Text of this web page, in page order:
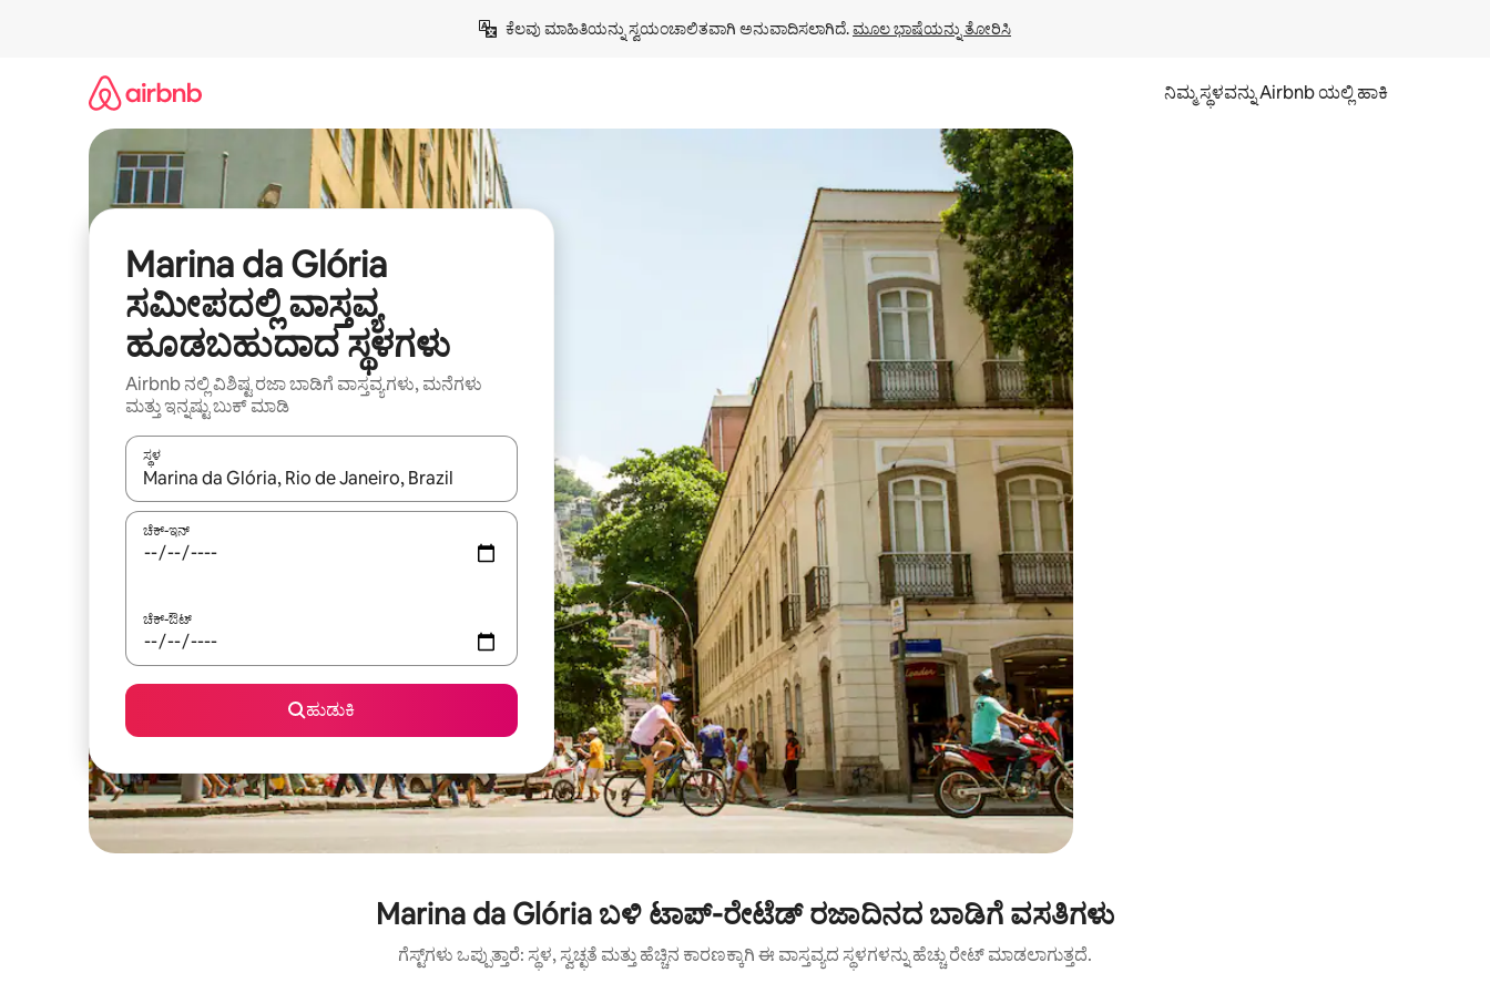
ಕೆಲವು ಮಾಹಿತಿಯನ್ನು ಸ್ವಯಂಚಾಲಿತವಾಗಿ ಅನುವಾದಿಸಲಾಗಿದೆ. ಮೂಲ ಭಾಷೆಯನ್ನು ತೋರಿಸಿ
ನಿಮ್ಮ ಸ್ಥಳವನ್ನು Airbnb ಯಲ್ಲಿ ಹಾಕಿ
Marina da Glória
ಸಮೀಪದಲ್ಲಿ ವಾಸ್ತವ್ಯ
ಹೂಡಬಹುದಾದ ಸ್ಥಳಗಳು
Airbnb ನಲ್ಲಿ ವಿಶಿಷ್ಟ ರಜಾ ಬಾಡಿಗೆ ವಾಸ್ತವ್ಯಗಳು, ಮನೆಗಳು
ಮತ್ತು ಇನ್ನಷ್ಟು ಬುಕ್ ಮಾಡಿ
ಸ್ಥಳ
ಫಲಿತಾಂಶಗಳು ಲಭ್ಯವಿರುವಾಗ, ಅಪ್ ಮತ್ತು ಡೌನ್ ಬಾಣದ ಕೀಲಿಗಳೊಂದಿಗೆ ನ್ಯಾವಿಗೇಟ್ ಮಾಡಿ ಅಥವಾ ಸ್ಪರ್ಶ ಅಥವಾ ಸ್ವೈಪ್ ಗೆಸ್ಚರ್‌ಗಳ ಮೂಲಕ ಅನ್ವೇಷಿಸಿ.
ಚೆಕ್-ಇನ್
ಚೆಕ್-ಔಟ್
ಹುಡುಕಿ
Marina da Glória ಬಳಿ ಟಾಪ್-ರೇಟೆಡ್ ರಜಾದಿನದ ಬಾಡಿಗೆ ವಸತಿಗಳು
ಗೆಸ್ಟ್‌ಗಳು ಒಪ್ಪುತ್ತಾರೆ: ಸ್ಥಳ, ಸ್ವಚ್ಛತೆ ಮತ್ತು ಹೆಚ್ಚಿನ ಕಾರಣಕ್ಕಾಗಿ ಈ ವಾಸ್ತವ್ಯದ ಸ್ಥಳಗಳನ್ನು ಹೆಚ್ಚು ರೇಟ್ ಮಾಡಲಾಗುತ್ತದೆ.